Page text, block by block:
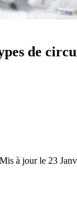
de
Mis à jour le 23